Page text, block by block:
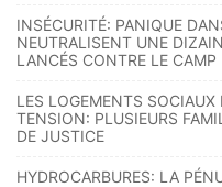
INSÉCURITÉ: PANIQUE
NEUTRALISENT UNE
LANCÉS CONTRE LE CAMP
LES LOGEMENTS SOCIAUX
TENSION: PLUSIEURS
DE JUSTICE
HYDROCARBURES: LA